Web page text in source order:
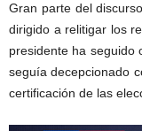
Gran parte del
dirigido a relitigar los
presidente ha seguido
seguía decepcionado
certificación de las